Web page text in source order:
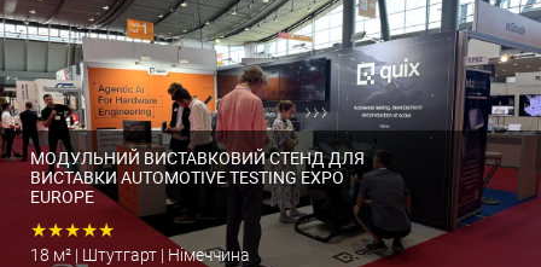
МОДУЛЬНИЙ ВИСТАВКОВИЙ СТЕНД ДЛЯ
ВИСТАВКИ AUTOMOTIVE TESTING EXPO
EUROPE
★★★★★
18 м² | Штутгарт | Німеччина